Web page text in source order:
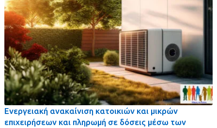
Ενεργειακή ανακαίνιση κατοικιών και μικρών
επιχειρήσεων και πληρωμή σε δόσεις μέσω των